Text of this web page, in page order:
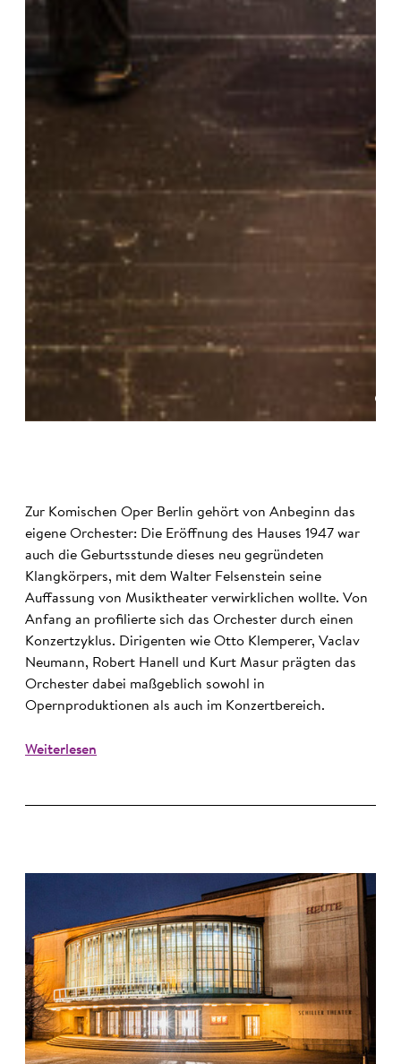
©
Zur Komischen Oper Berlin gehört von Anbeginn das
eigene Orchester: Die Eröffnung des Hauses 1947 war
auch die Geburtsstunde dieses neu gegründeten
Klangkörpers, mit dem Walter Felsenstein seine
Auffassung von Musiktheater verwirklichen wollte. Von
Anfang an profilierte sich das Orchester durch einen
Konzertzyklus. Dirigenten wie Otto Klemperer, Vaclav
Neumann, Robert Hanell und Kurt Masur prägten das
Orchester dabei maßgeblich sowohl in
Opernproduktionen als auch im Konzertbereich.
Weiterlesen